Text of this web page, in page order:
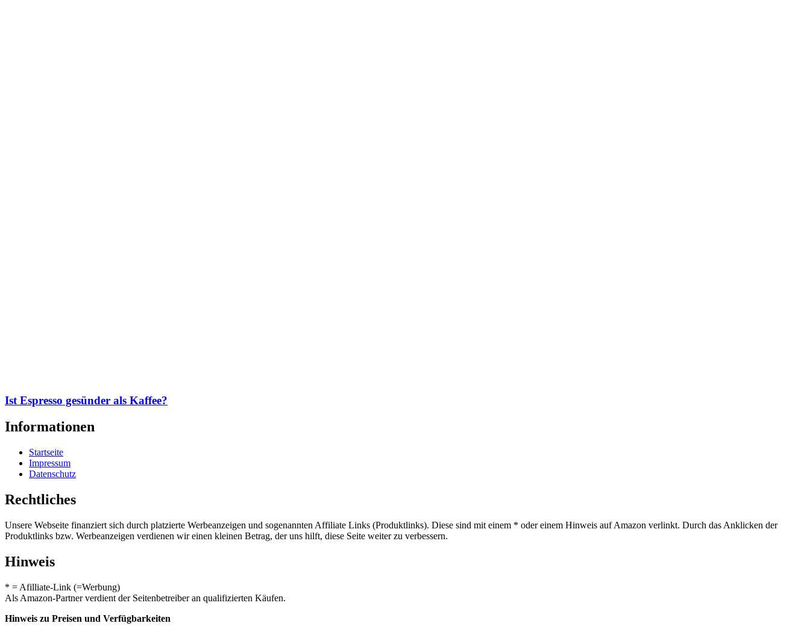
Ist Espresso gesünder als Kaffee?
Informationen
Startseite
Impressum
Datenschutz
Rechtliches
Unsere Webseite finanziert sich durch platzierte Werbeanzeigen und sogenannten Affiliate Links (Produktlinks). Diese sind mit einem * oder einem Hinweis auf Amazon verlinkt. Durch das Anklicken der
Produktlinks bzw. Werbeanzeigen verdienen wir einen kleinen Betrag, der uns hilft, diese Seite weiter zu verbessern.
Hinweis
* = Afilliate-Link (=Werbung)
Als Amazon-Partner verdient der Seitenbetreiber an qualifizierten Käufen.
Hinweis zu Preisen und Verfügbarkeiten